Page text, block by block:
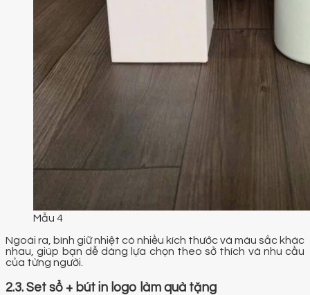
Mẫu 4
Ngoài ra, bình giữ nhiệt có nhiều kích thước và màu sắc khác
nhau, giúp bạn dễ dàng lựa chọn theo sở thích và nhu cầu
của từng người.
2.3. Set sổ + bút in logo làm quà tặng